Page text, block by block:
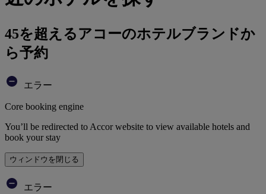
45を超えるアコーのホテルブランドか
ら予約
エラー
Core booking engine
You’ll be redirected to Accor website to view available hotels and
book your stay
ウィンドウを閉じる
エラー